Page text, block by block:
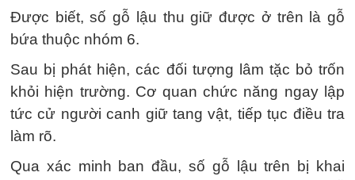
Được biết, số gỗ lậu thu giữ được ở trên là gỗ
bứa thuộc nhóm 6.
Sau bị phát hiện, các đối tượng lâm tặc bỏ trốn
khỏi hiện trường. Cơ quan chức năng ngay lập
tức cử người canh giữ tang vật, tiếp tục điều tra
làm rõ.
Qua xác minh ban đầu, số gỗ lậu trên bị khai